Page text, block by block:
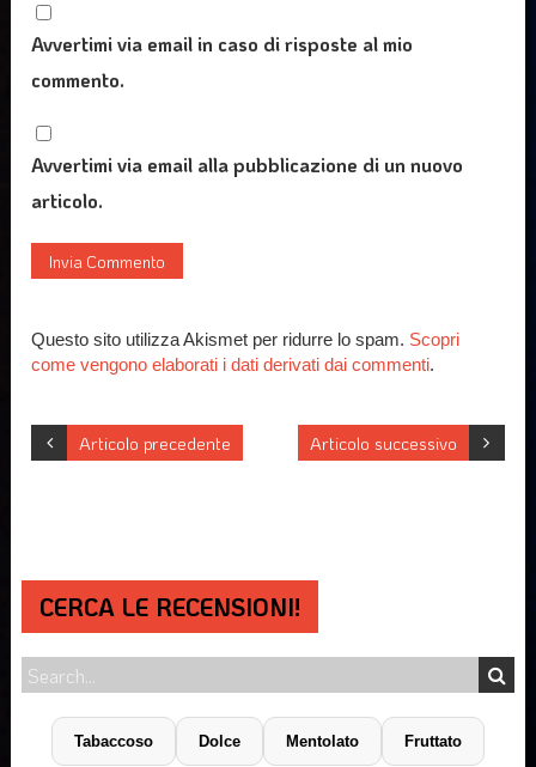
Avvertimi via email in caso di risposte al mio
commento.
Avvertimi via email alla pubblicazione di un nuovo
articolo.
Questo sito utilizza Akismet per ridurre lo spam. Scopri
come vengono elaborati i dati derivati dai commenti.
Articolo successivo
Articolo precedente
CERCA LE RECENSIONI!
Tabaccoso Dolce Mentolato Fruttato